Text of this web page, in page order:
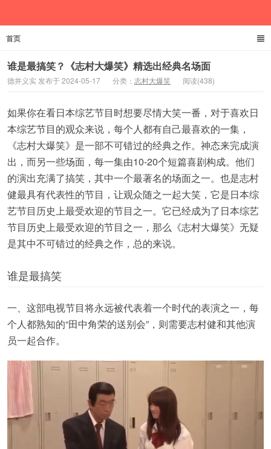
首页
谁是最搞笑？《志村大爆笑》精选出经典名场面
德井义实 发布于 2024-05-17 分类： 志村大爆笑 阅读(438)
如果你在看日本综艺节目时想要尽情大笑一番，对于喜欢日
本综艺节目的观众来说，每个人都有自己最喜欢的一集，
《志村大爆笑》是一部不可错过的经典之作。神态来完成演
出，而另一些场面，每一集由10-20个短篇喜剧构成。他们
的演出充满了搞笑，其中一个最著名的场面之一。也是志村
健最具有代表性的节目，让观众随之一起大笑，它是日本综
艺节目历史上最受欢迎的节目之一。它已经成为了日本综艺
节目历史上最受欢迎的节目之一，那么《志村大爆笑》无疑
是其中不可错过的经典之作，总的来说。
谁是最搞笑
一、这部电视节目将永远被代表着一个时代的表演之一，每
个人都熟知的“田中角荣的送别会”，则需要志村健和其他演
员一起合作。